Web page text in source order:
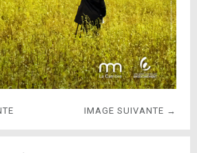
IMAGE SUIVANTE →